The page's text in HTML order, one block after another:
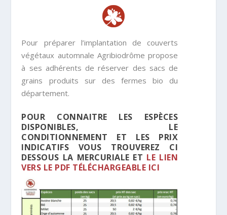
Pour préparer l’implantation de couverts
végétaux automnale Agribiodrôme propose
à ses adhérents de réserver des sacs de
grains produits sur des fermes bio du
département.
POUR CONNAITRE LES ESPÈCES
DISPONIBLES, LE
CONDITIONNEMENT ET LES PRIX
INDICATIFS VOUS TROUVEREZ CI
DESSOUS LA MERCURIALE ET LE LIEN
VERS LE PDF TÉLÉCHARGEABLE ICI